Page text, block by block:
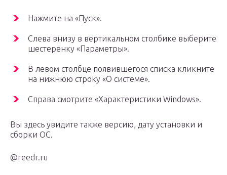
Нажмите на «Пуск».
Слева внизу в вертикальном столбике выберите
шестерёнку «Параметры».
В левом столбце появившегося списка кликните
на нижнюю строку «О системе».
Справа смотрите «Характеристики Windows».
Вы здесь увидите также версию, дату установки и
сборки ОС.
@reedr.ru